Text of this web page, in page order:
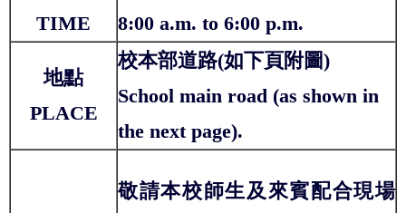
TIME
8:00 a.m. to 6:00 p.m.
地點
PLACE
校本部道路(如下頁附圖)
School main road (as shown in
the next page).
敬請本校師生及來賓配合現場